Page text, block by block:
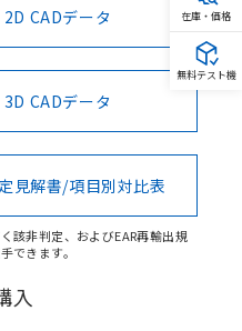
2D CADデータ
3D CADデータ
見解書/項目別対比表
該非判定、およびEAR再輸出規
できます。
入
在庫・価格
無料テスト機